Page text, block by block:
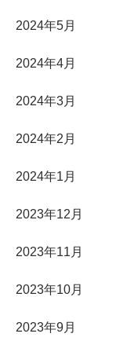
2024年5月
2024年4月
2024年3月
2024年2月
2024年1月
2023年12月
2023年11月
2023年10月
2023年9月